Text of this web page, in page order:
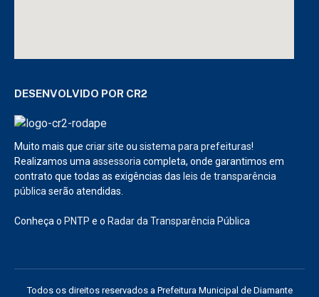
DESENVOLVIDO POR CR2
Muito mais que criar site ou sistema para prefeituras!
Realizamos uma assessoria completa, onde garantimos em
contrato que todas as exigências das leis de transparência
pública serão atendidas.
Conheça o PNTP e o Radar da Transparência Pública
Todos os direitos reservados a Prefeitura Municipal de Diamante